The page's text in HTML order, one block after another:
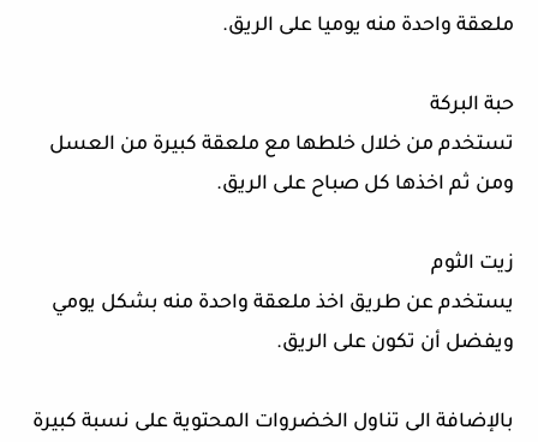
ملعقة واحدة منه يوميا على الريق.
حبة البركة
تستخدم من خلال خلطها مع ملعقة كبيرة من العسل
ومن ثم اخذها كل صباح على الريق.
زيت الثوم
يستخدم عن طريق اخذ ملعقة واحدة منه بشكل يومي
ويفضل أن تكون على الريق.
بالإضافة الى تناول الخضروات المحتوية على نسبة كبيرة